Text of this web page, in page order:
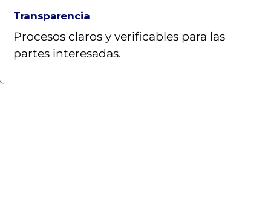
Transparencia
Procesos claros y verificables para las
partes interesadas.